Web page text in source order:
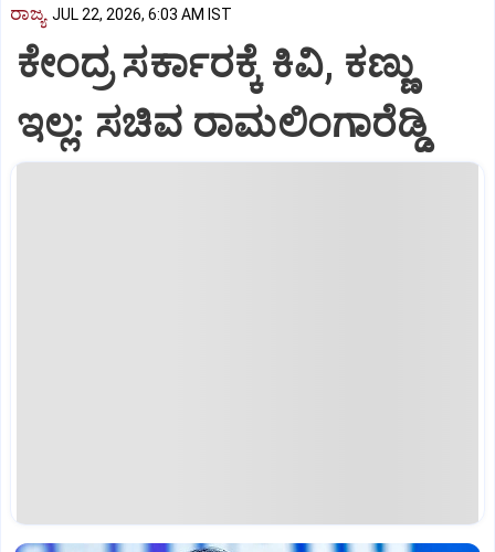
ರಾಜ್ಯ JUL 22, 2026, 6:03 AM IST
ಕೇಂದ್ರ ಸರ್ಕಾರಕ್ಕೆ ಕಿವಿ, ಕಣ್ಣು
ಇಲ್ಲ: ಸಚಿವ ರಾಮಲಿಂಗಾರೆಡ್ಡಿ